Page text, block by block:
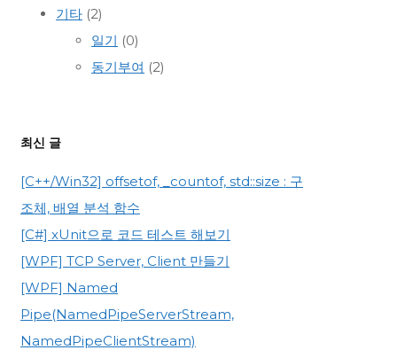
기타 (2)
일기 (0)
동기부여 (2)
최신 글
[C++/Win32] offsetof, _countof, std::size : 구
조체, 배열 분석 함수
[C#] xUnit으로 코드 테스트 해보기
[WPF] TCP Server, Client 만들기
[WPF] Named
Pipe(NamedPipeServerStream,
NamedPipeClientStream)